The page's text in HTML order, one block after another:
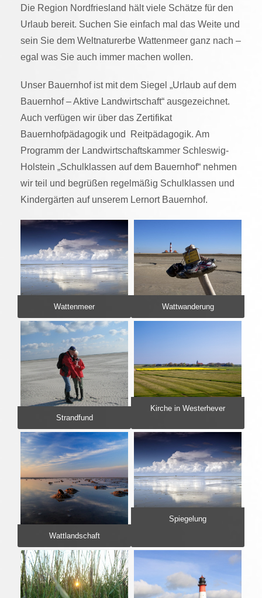
Die Region Nordfriesland hält viele Schätze für den
Urlaub bereit. Suchen Sie einfach mal das Weite und
sein Sie dem Weltnaturerbe Wattenmeer ganz nach –
egal was Sie auch immer machen wollen.
Unser Bauernhof ist mit dem Siegel „UrIaub auf dem
Bauernhof – Aktive Landwirtschaft“ ausgezeichnet.
Auch verfügen wir über das Zertifikat
Bauernhofpädagogik und Reitpädagogik. Am
Programm der Landwirtschaftskammer Schleswig-
Holstein „Schulklassen auf dem Bauernhof“ nehmen
wir teil und begrüßen regelmäßig Schulklassen und
Kindergärten auf unserem Lernort Bauernhof.
Wattenmeer Wattwanderung
Strandfund
Kirche in Westerhever
Wattlandschaft
Spiegelung